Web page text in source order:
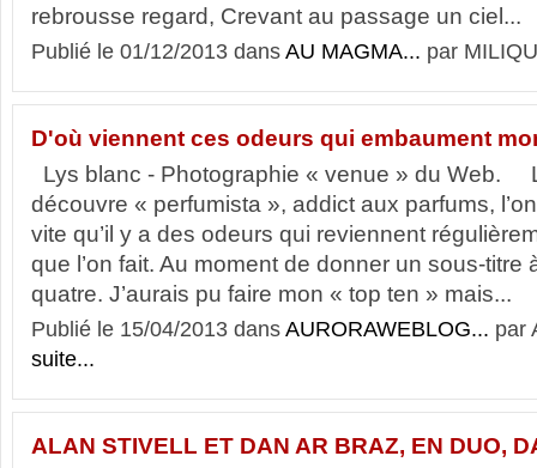
rebrousse regard, Crevant au passage un ciel...
Publié le 01/12/2013 dans AU MAGMA... par
D'où viennent ces odeurs qui embaument
Lys blanc - Photographie « venue » du Web.
découvre « perfumista », addict aux parfums,
vite qu’il y a des odeurs qui reviennent
que l’on fait. Au moment de donner un sous-titre
quatre. J’aurais pu faire mon « top ten » mais...
Publié le 15/04/2013 dans AURORAWEBLOG... par
suite...
ALAN STIVELL ET DAN AR BRAZ, EN DUO,